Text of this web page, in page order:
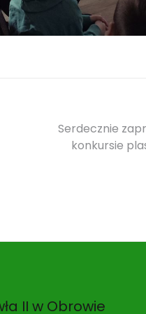
Serdecznie
konkursie
II w Obrowie